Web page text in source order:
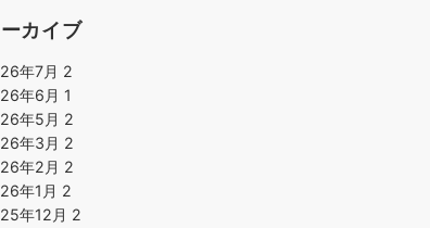
カイブ
年7月 2
年6月 1
年5月 2
年3月 2
年2月 2
年1月 2
年12月 2